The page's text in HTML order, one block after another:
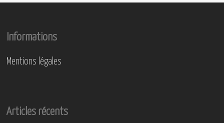
Informations
Mentions légales
Articles récents